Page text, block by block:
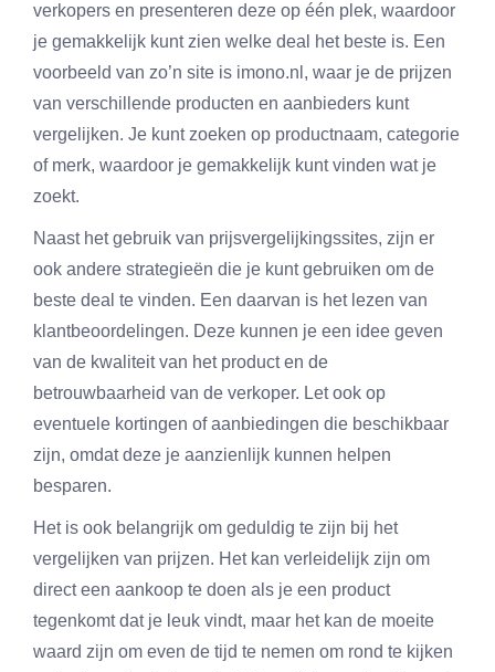
verkopers en presenteren deze op één plek, waardoor
je gemakkelijk kunt zien welke deal het beste is. Een
voorbeeld van zo’n site is imono.nl, waar je de prijzen
van verschillende producten en aanbieders kunt
vergelijken. Je kunt zoeken op productnaam, categorie
of merk, waardoor je gemakkelijk kunt vinden wat je
zoekt.
Naast het gebruik van prijsvergelijkingssites, zijn er
ook andere strategieën die je kunt gebruiken om de
beste deal te vinden. Een daarvan is het lezen van
klantbeoordelingen. Deze kunnen je een idee geven
van de kwaliteit van het product en de
betrouwbaarheid van de verkoper. Let ook op
eventuele kortingen of aanbiedingen die beschikbaar
zijn, omdat deze je aanzienlijk kunnen helpen
besparen.
Het is ook belangrijk om geduldig te zijn bij het
vergelijken van prijzen. Het kan verleidelijk zijn om
direct een aankoop te doen als je een product
tegenkomt dat je leuk vindt, maar het kan de moeite
waard zijn om even de tijd te nemen om rond te kijken